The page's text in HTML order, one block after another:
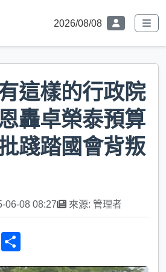
2026/08/08
這樣的行政院
轟卓榮泰預算
踐踏國會背叛
06-08 08:27 來源: 管理者
X
r